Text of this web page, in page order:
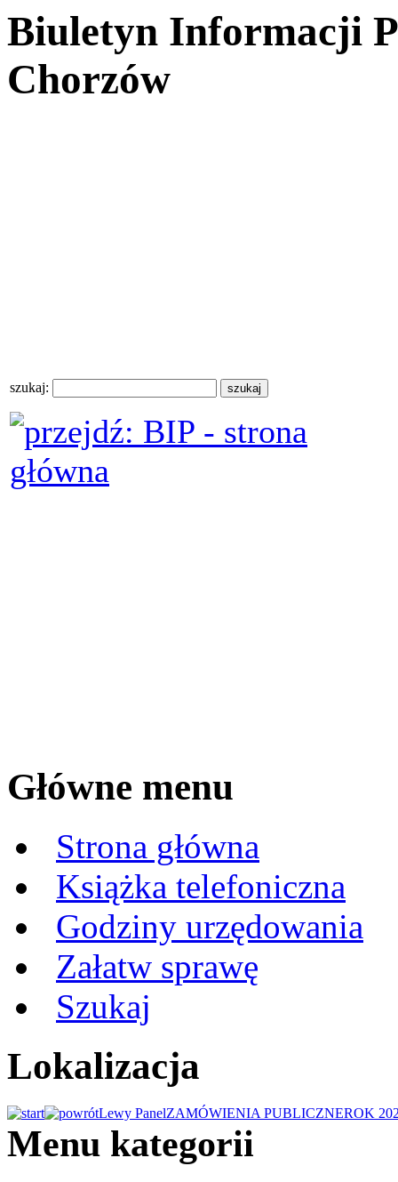
Biuletyn Informacji
Chorzów
szukaj:
Główne menu
Strona główna
Książka telefoniczna
Godziny urzędowania
Załatw sprawę
Szukaj
Lokalizacja
Lewy PanelZAMÓWIENIA PUBLICZNEROK
Menu kategorii